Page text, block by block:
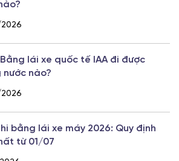
lái xe quốc tế IAA đi được
nước nào?
bằng lái xe máy 2026: Quy định
từ 01/07